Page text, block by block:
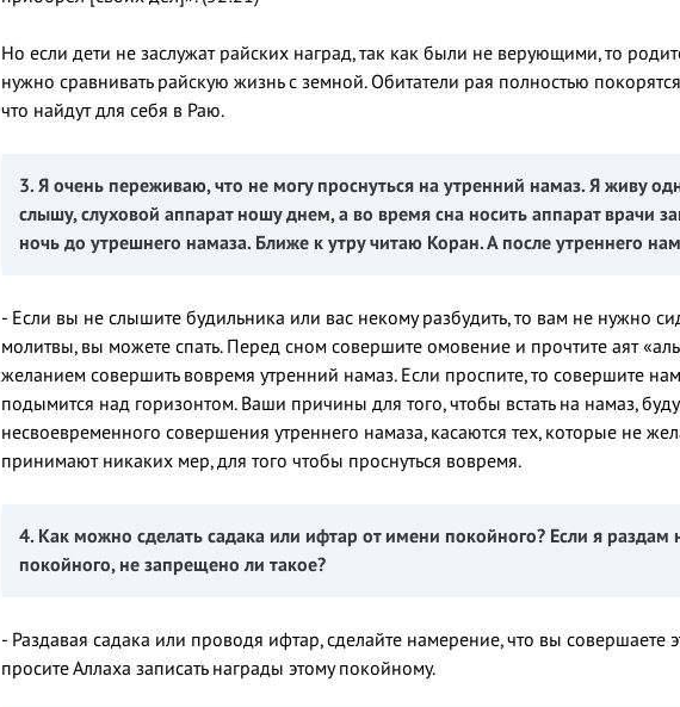
Но если дети не заслужат райских наград, так как были не верующими, то
нужно сравнивать райскую жизнь с земной. Обитатели рая полностью
что найдут для себя в Раю.
3. Я очень переживаю,что не могу проснуться на утренний намаз. Я живу
слышу,слуховой аппарат ношу днем,а во время сна носить аппарат врачи
ночь до утрешнего намаза. Ближе к утру читаю Коран. А после утреннего
- Если вы не слышите будильника или вас некому разбудить, то вам не нужно
молитвы, вы можете спать. Перед сном совершите омовение и прочтите аят
желанием совершить вовремя утренний намаз. Если проспите, то совершите
подымится над горизонтом. Ваши причины для того, чтобы встать на намаз,
несвоевременного совершения утреннего намаза, касаются тех, которые не
принимают никаких мер, для того чтобы проснуться вовремя.
4. Как можно сделать садака или ифтар от имени покойного? Если я
покойного, не запрещено ли такое?
- Раздавая садака или проводя ифтар, сделайте намерение, что вы совершаете
просите Аллаха записать награды этому покойному.